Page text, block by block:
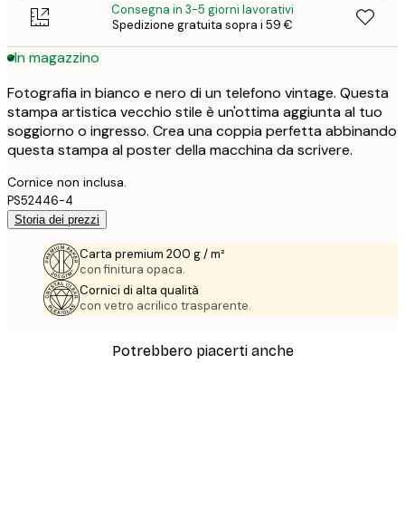
Consegna in 3-5 giorni lavorativi
Spedizione gratuita sopra i 59 €
In magazzino
Fotografia in bianco e nero di un telefono vintage. Questa
stampa artistica vecchio stile è un'ottima aggiunta al tuo
soggiorno o ingresso. Crea una coppia perfetta abbinando
questa stampa al poster della macchina da scrivere.
Cornice non inclusa.
PS52446-4
Storia dei prezzi
Carta premium 200 g / m²
con finitura opaca.
Cornici di alta qualità
con vetro acrilico trasparente.
Potrebbero piacerti anche